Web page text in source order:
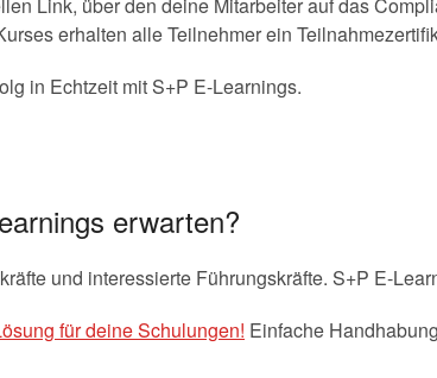
erhalten alle Teilnehmer ein
in Echtzeit mit S+P E-Learnings.
erwarten?
und interessierte Führungskräfte. S+P E-
für deine Schulungen! Einfache